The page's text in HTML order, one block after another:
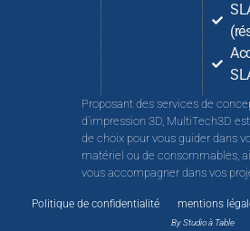
Proposant des services de
d’impression 3D, MultiTech3D
de choix pour vous guider dans
matériel ou de consommables,
vous accompagner dans vos
Politique de confidentialité mentions
By Studio à Table